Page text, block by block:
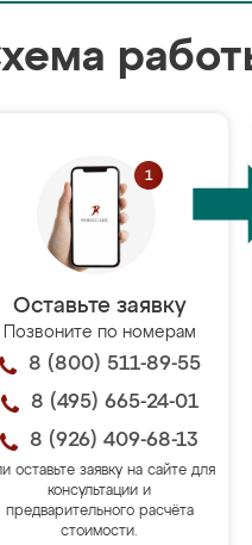
Оставьте заявку
Позвоните по номерам
8 (800) 511-89-55
8 (495) 665-24-01
8 (926) 409-68-13
оставьте заявку на сайте для
консультации и
предварительного расчёта
стоимости.